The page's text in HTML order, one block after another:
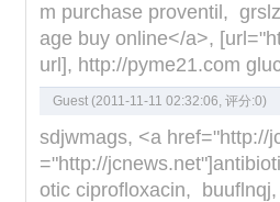
m purchase proventil,
age buy online</a>,
url], http://pyme21.com
Guest (2011-11-11 02:32:06, 评分:0)
sdjwmags, <a href="http://
="http://
otic ciprofloxacin,